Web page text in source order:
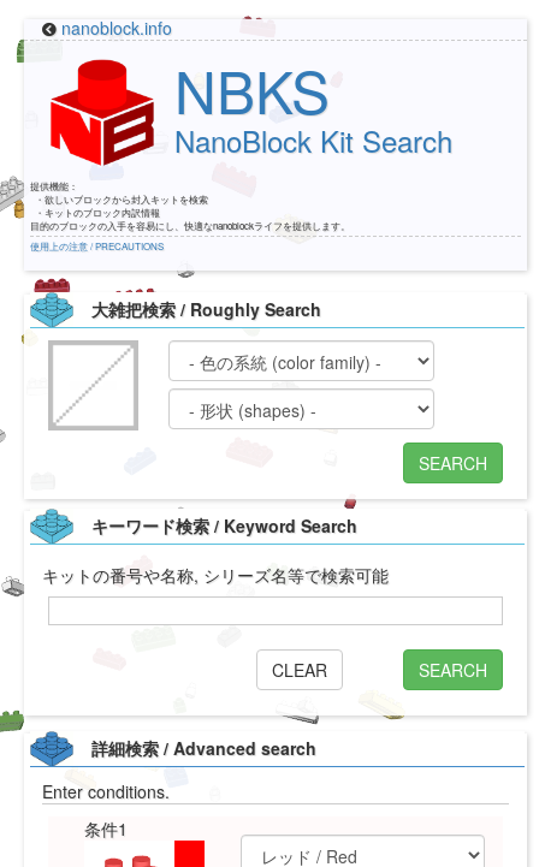
nanoblock.info
NBKS
NanoBlock Kit Search
提供機能：
・欲しいブロックから封入キットを検索
・キットのブロック内訳情報
目的のブロックの入手を容易にし、快適なnanoblockライフを提供します。
使用上の注意 / PRECAUTIONS
大雑把検索 / Roughly Search
SEARCH
キーワード検索 / Keyword Search
キットの番号や名称, シリーズ名等で検索可能
SEARCH
CLEAR
詳細検索 / Advanced search
Enter conditions.
条件1